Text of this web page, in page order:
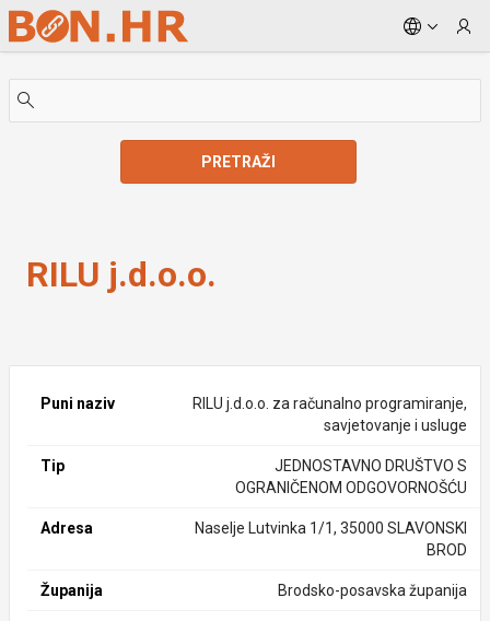
Skip to Main Content
PRETRAŽI
RILU j.d.o.o.
Puni naziv
RILU j.d.o.o. za računalno programiranje,
savjetovanje i usluge
Tip
JEDNOSTAVNO DRUŠTVO S
OGRANIČENOM ODGOVORNOŠĆU
Adresa
Naselje Lutvinka 1/1, 35000 SLAVONSKI
BROD
Županija Brodsko-posavska županija